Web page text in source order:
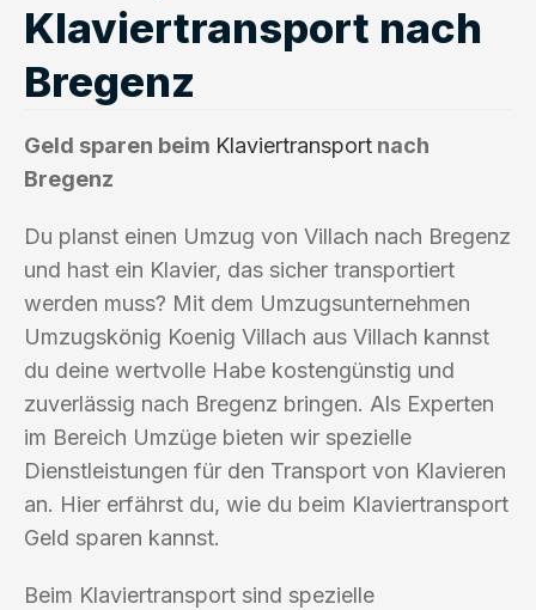
Klaviertransport nach
Bregenz
Geld sparen beim Klaviertransport nach
Bregenz
Du planst einen Umzug von Villach nach Bregenz
und hast ein Klavier, das sicher transportiert
werden muss? Mit dem Umzugsunternehmen
Umzugskönig Koenig Villach aus Villach kannst
du deine wertvolle Habe kostengünstig und
zuverlässig nach Bregenz bringen. Als Experten
im Bereich Umzüge bieten wir spezielle
Dienstleistungen für den Transport von Klavieren
an. Hier erfährst du, wie du beim Klaviertransport
Geld sparen kannst.
Beim Klaviertransport sind spezielle